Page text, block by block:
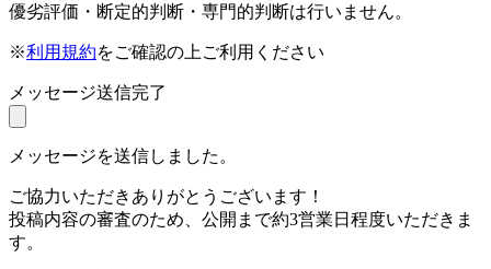
優劣評価・断定的判断・専門的判断は行いません。
※利用規約をご確認の上ご利用ください
メッセージ送信完了
メッセージを送信しました。
ご協力いただきありがとうございます！
投稿内容の審査のため、公開まで約3営業日程度いただきま
す。